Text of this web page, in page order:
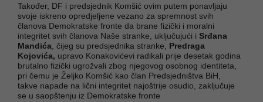
Također, DF i predsjednik Komšić ovim putem ponavljaju
svoje iskreno opredjeljene vezano za spremnost svih
članova Demokratske fronte da brane fizički i moralni
integritet svih članova Naše stranke, uključujući i Srđana
Mandića , čijeg su predsjednika stranke,
Predraga
Kojovića, upravo Konakovićevi radikali prije desetak godina
brutalno fizički ugrožvali zbog njegovog osobnog identiteta,
pri čemu je Željko Komšić kao član Predsjedništva BiH,
takve napade na lični integritet najoštrije osudio, zaključuje
se u saopštenju iz Demokratske fronte